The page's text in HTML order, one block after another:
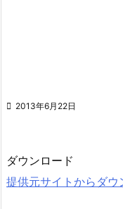
 2013年6月22日
ダウンロード
提供元サイトからダウ